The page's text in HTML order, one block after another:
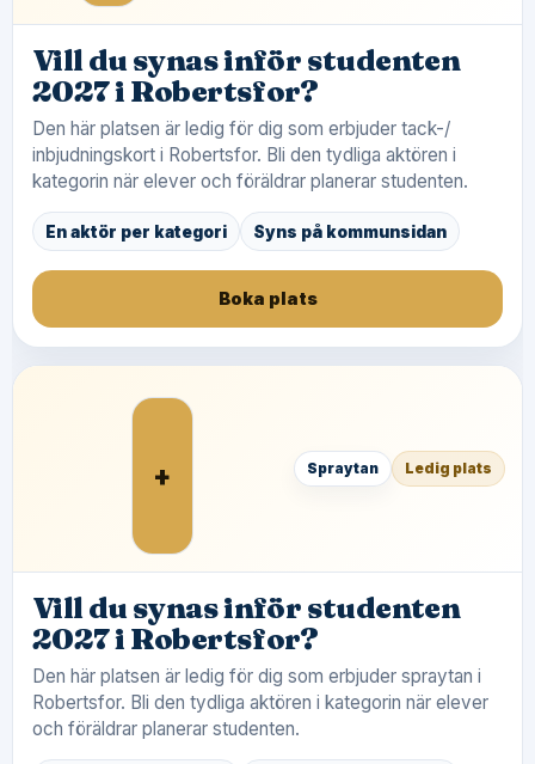
Vill du synas inför studenten
2027 i Robertsfor?
Den här platsen är ledig för dig som erbjuder tack-/
inbjudningskort i Robertsfor. Bli den tydliga aktören i
kategorin när elever och föräldrar planerar studenten.
En aktör per kategori Syns på kommunsidan
Boka plats
+ Spraytan Ledig plats
Vill du synas inför studenten
2027 i Robertsfor?
Den här platsen är ledig för dig som erbjuder spraytan i
Robertsfor. Bli den tydliga aktören i kategorin när elever
och föräldrar planerar studenten.